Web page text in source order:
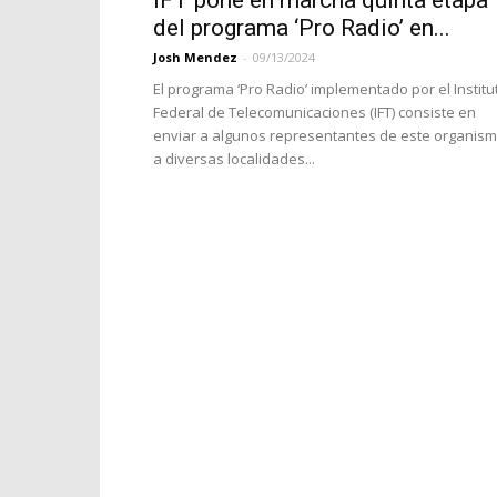
del programa ‘Pro Radio’ en...
Josh Mendez - 09/13/2024
El programa ‘Pro Radio’ implementado por el
Federal de Telecomunicaciones (IFT) consiste en
enviar a algunos representantes de este
a diversas localidades...